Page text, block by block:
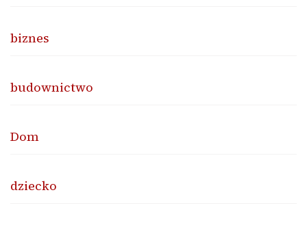
biznes
budownictwo
Dom
dziecko